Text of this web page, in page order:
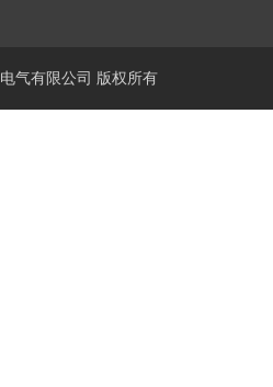
气有限公司 版权所有